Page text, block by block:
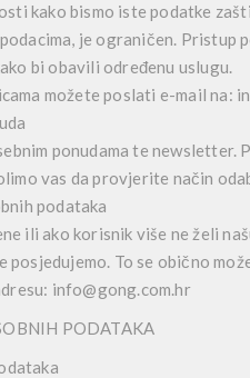
kako bismo iste podatke
je ograničen. Pristup
bi obavili određenu uslugu.
možete poslati e-mail na:
ponudama te
vas da provjerite način
podataka
ili ako korisnik više ne želi
To se obično
info@gong.com.hr
PODATAKA